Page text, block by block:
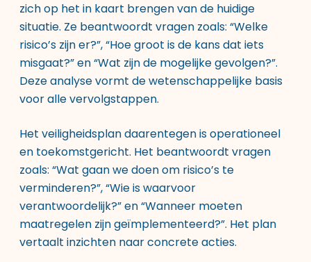
zich op het in kaart brengen van de huidige
situatie. Ze beantwoordt vragen zoals: “Welke
risico’s zijn er?”, “Hoe groot is de kans dat iets
misgaat?” en “Wat zijn de mogelijke gevolgen?”.
Deze analyse vormt de wetenschappelijke basis
voor alle vervolgstappen.
Het veiligheidsplan daarentegen is operationeel
en toekomstgericht. Het beantwoordt vragen
zoals: “Wat gaan we doen om risico’s te
verminderen?”, “Wie is waarvoor
verantwoordelijk?” en “Wanneer moeten
maatregelen zijn geïmplementeerd?”. Het plan
vertaalt inzichten naar concrete acties.